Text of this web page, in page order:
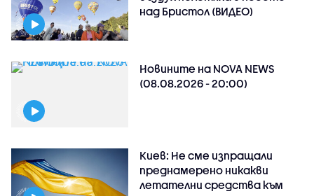
над Бристол (ВИДЕО)
Новините на NOVA NEWS
(08.08.2026 - 20:00)
Киев: Не сме изпращали
преднамерено никакви
летателни средства към